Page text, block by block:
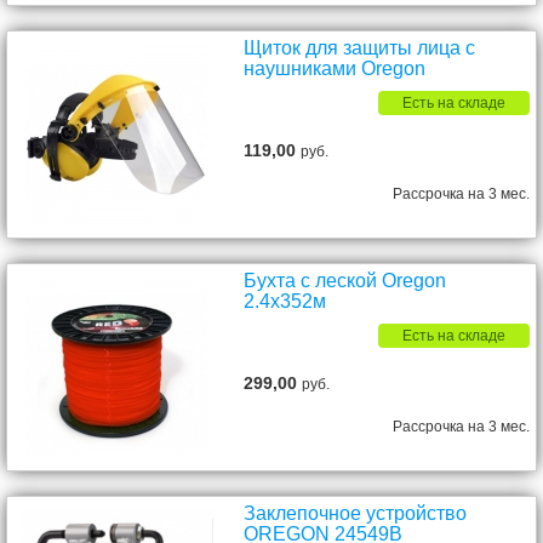
Щиток для защиты лица с
наушниками Oregon
Есть на складе
119,00руб.
Рассрочка на 3 мес.
Бухта с леской Oregon
2.4x352м
Есть на складе
299,00руб.
Рассрочка на 3 мес.
Заклепочное устройство
OREGON 24549B